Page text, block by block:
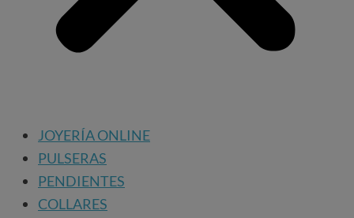
JOYERÍA ONLINE
PULSERAS
PENDIENTES
COLLARES